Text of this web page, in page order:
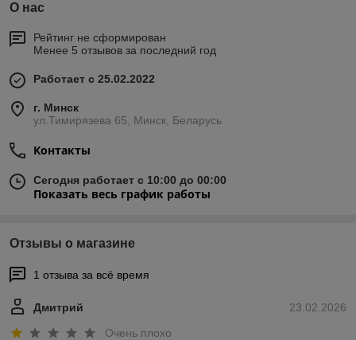
О нас
Рейтинг не сформирован
Менее 5 отзывов за последний год
Работает с 25.02.2022
г. Минск
ул.Тимирязева 65, Минск, Беларусь
Контакты
Сегодня работает с 10:00 до 00:00
Показать весь график работы
Отзывы о магазине
1 отзыва за всё время
23.02.2026
Дмитрий
Очень плохо